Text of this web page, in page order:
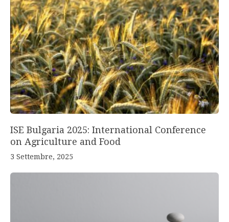
ISE Bulgaria 2025: International Conference
on Agriculture and Food
3 Settembre, 2025